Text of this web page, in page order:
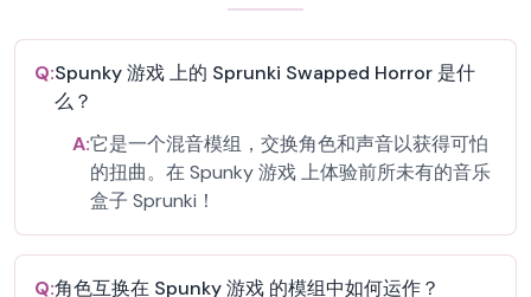
Q:Spunky 游戏 上的 Sprunki Swapped Horror 是什
么？
A:它是一个混音模组，交换角色和声音以获得可怕
的扭曲。在 Spunky 游戏 上体验前所未有的音乐
盒子 Sprunki！
Q:角色互换在 Spunky 游戏 的模组中如何运作？